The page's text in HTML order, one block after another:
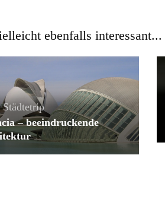
ebenfalls interessant...
Städtetrip
– beeindruckende